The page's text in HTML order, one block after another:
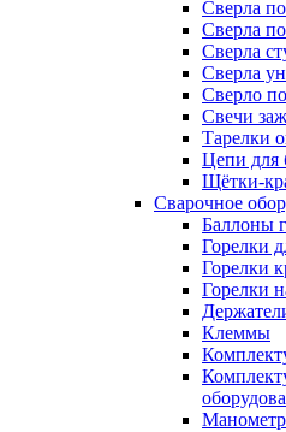
Сверла
Сверла
Сверла
Сверла
Сверло
Свечи
Тарелки
Цепи для
Щётки-
Сварочное
Баллоны
Горелки
Горелки
Горелки
Клеммы